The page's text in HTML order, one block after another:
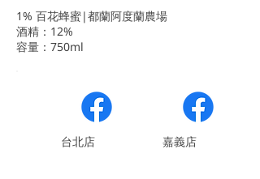
1% 百花蜂蜜|都蘭阿度蘭農場
酒精：12%
容量：750ml
​台北店 嘉義店